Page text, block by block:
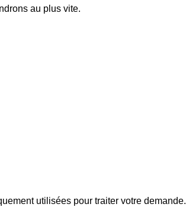
au plus vite.
utilisées pour traiter votre demande.